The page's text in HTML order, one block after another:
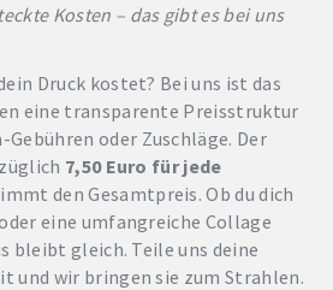
Kosten – das gibt es bei uns
Druck kostet? Bei uns ist das
eine transparente Preisstruktur
oder Zuschläge. Der
7,50 Euro für jede
den Gesamtpreis. Ob du dich
eine umfangreiche Collage
bleibt gleich. Teile uns deine
und wir bringen sie zum Strahlen.